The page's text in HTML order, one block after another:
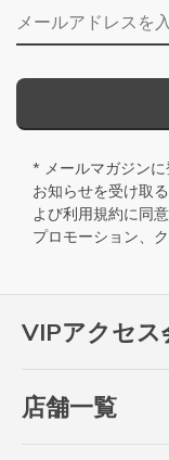
VIPアクセス
店舗一覧
メールアドレス
* メールマガジン
お知らせを受け取
よび利用規約に同
プロモーション、